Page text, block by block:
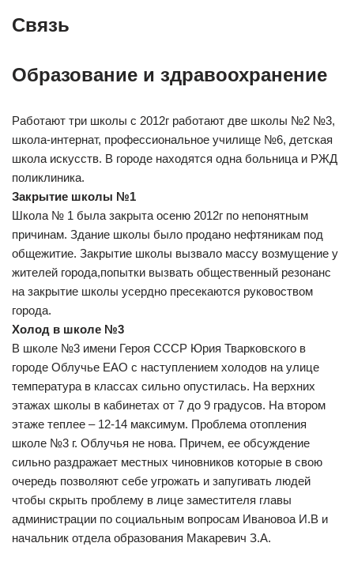
Связь
Образование и здравоохранение
Работают три школы с 2012г работают две школы №2 №3,
школа-интернат, профессиональное училище №6, детская
школа искусств. В городе находятся одна больница и РЖД
поликлиника.
Закрытие школы №1
Школа № 1 была закрыта осеню 2012г по непонятным
причинам. Здание школы было продано нефтяникам под
общежитие. Закрытие школы вызвало массу возмущение у
жителей города,попытки вызвать общественный резонанс
на закрытие школы усердно пресекаются руковоством
города.
Холод в школе №3
В школе №3 имени Героя СССР Юрия Тварковского в
городе Облучье ЕАО с наступлением холодов на улице
температура в классах сильно опустилась. На верхних
этажах школы в кабинетах от 7 до 9 градусов. На втором
этаже теплее – 12-14 максимум. Проблема отопления
школе №3 г. Облучья не нова. Причем, ее обсуждение
сильно раздражает местных чиновников которые в свою
очередь позволяют себе угрожать и запугивать людей
чтобы скрыть проблему в лице заместителя главы
администрации по социальным вопросам Ивановоа И.В и
начальник отдела образования Макаревич З.А.